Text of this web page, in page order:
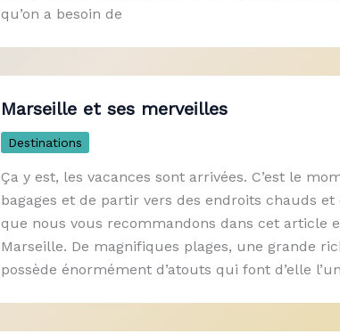
qu’on a besoin de
Marseille et ses merveilles
Destinations
Ça y est, les vacances sont arrivées. C’est le
bagages et de partir vers des endroits chauds
que nous vous recommandons dans cet article
Marseille. De magnifiques plages, une grande
possède énormément d’atouts qui font d’elle